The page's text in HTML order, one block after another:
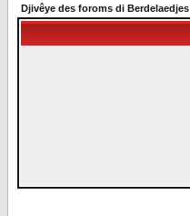
Djivêye des foroms di Berdelaedjes